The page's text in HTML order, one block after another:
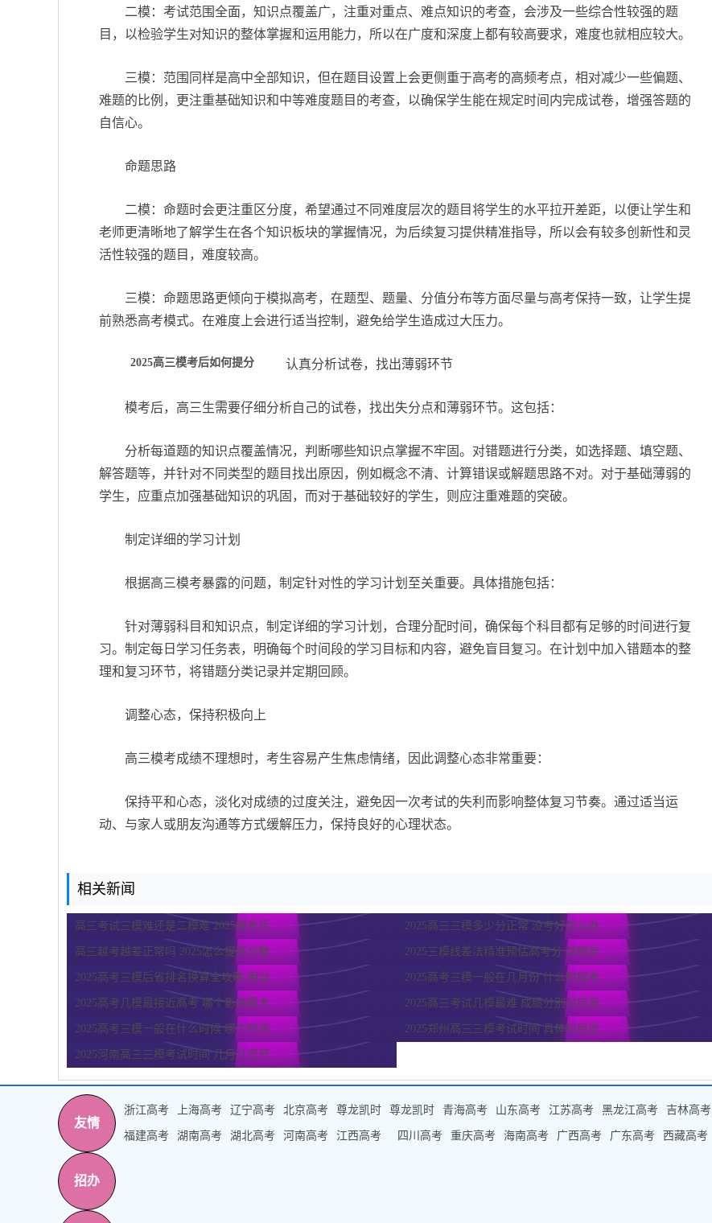
二模：考试范围全面，知识点覆盖广，注重对重点、难点知识的考查，会涉及一些综合性较强的题
目，以检验学生对知识的整体掌握和运用能力，所以在广度和深度上都有较高要求，难度也就相应较大。
三模：范围同样是高中全部知识，但在题目设置上会更侧重于高考的高频考点，相对减少一些偏题、
难题的比例，更注重基础知识和中等难度题目的考查，以确保学生能在规定时间内完成试卷，增强答题的
自信心。
命题思路
二模：命题时会更注重区分度，希望通过不同难度层次的题目将学生的水平拉开差距，以便让学生和
老师更清晰地了解学生在各个知识板块的掌握情况，为后续复习提供精准指导，所以会有较多创新性和灵
活性较强的题目，难度较高。
三模：命题思路更倾向于模拟高考，在题型、题量、分值分布等方面尽量与高考保持一致，让学生提
前熟悉高考模式。在难度上会进行适当控制，避免给学生造成过大压力。
2025高三模考后如何提分 认真分析试卷，找出薄弱环节
模考后，高三生需要仔细分析自己的试卷，找出失分点和薄弱环节。这包括：
分析每道题的知识点覆盖情况，判断哪些知识点掌握不牢固。对错题进行分类，如选择题、填空题、
解答题等，并针对不同类型的题目找出原因，例如概念不清、计算错误或解题思路不对。对于基础薄弱的
学生，应重点加强基础知识的巩固，而对于基础较好的学生，则应注重难题的突破。
制定详细的学习计划
根据高三模考暴露的问题，制定针对性的学习计划至关重要。具体措施包括：
针对薄弱科目和知识点，制定详细的学习计划，合理分配时间，确保每个科目都有足够的时间进行复
习。制定每日学习任务表，明确每个时间段的学习目标和内容，避免盲目复习。在计划中加入错题本的整
理和复习环节，将错题分类记录并定期回顾。
调整心态，保持积极向上
高三模考成绩不理想时，考生容易产生焦虑情绪，因此调整心态非常重要：
保持平和心态，淡化对成绩的过度关注，避免因一次考试的失利而影响整体复习节奏。通过适当运
动、与家人或朋友沟通等方式缓解压力，保持良好的心理状态。
相关新闻
高三考试三模难还是二模难 2025模考后... 2025高三三模多少分正常 没考好怎么办
高三越考越差正常吗 2025怎么提高分数 2025三模线差法精准预估高考分 详细步...
2025高考三模后省排名换算全攻略 相当... 2025高考三模一般在几月份 什么时候考...
2025高考几模最接近高考 哪个影响最大 2025高三考试几模最难 成绩分别对应高...
2025高考三模一般在什么时候 哪个时间... 2025郑州高三三模考试时间 具体科目安...
2025河南高三三模考试时间 几月几号开...
友情
浙江高考 上海高考 辽宁高考 北京高考 尊龙凯时 尊龙凯时 青海高考 山东高考 江苏高考 黑龙江高考 吉林高考
福建高考 湖南高考 湖北高考 河南高考 江西高考 四川高考 重庆高考 海南高考 广西高考 广东高考 西藏高考
招办